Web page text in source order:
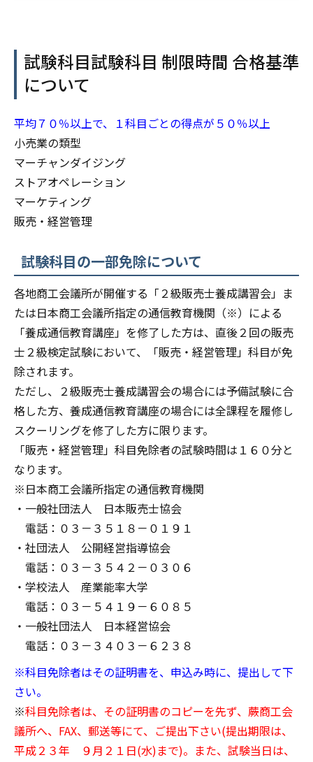
試験科目試験科目 制限時間 合格基準
について
平均７０％以上で、１科目ごとの得点が５０％以上
小売業の類型
マーチャンダイジング
ストアオペレーション
マーケティング
販売・経営管理
試験科目の一部免除について
各地商工会議所が開催する「２級販売士養成講習会」ま
たは日本商工会議所指定の通信教育機関（※）による
「養成通信教育講座」を修了した方は、直後２回の販売
士２級検定試験において、「販売・経営管理」科目が免
除されます。
ただし、２級販売士養成講習会の場合には予備試験に合
格した方、養成通信教育講座の場合には全課程を履修し
スクーリングを修了した方に限ります。
「販売・経営管理」科目免除者の試験時間は１６０分と
なります。
※日本商工会議所指定の通信教育機関
・一般社団法人 日本販売士協会
電話：０３－３５１８－０１９１
・社団法人 公開経営指導協会
電話：０３－３５４２－０３０６
・学校法人 産業能率大学
電話：０３－５４１９－６０８５
・一般社団法人 日本経営協会
電話：０３－３４０３－６２３８
※科目免除者はその証明書を、申込み時に、提出して下
さい。
※科目免除者は、その証明書のコピーを先ず、蕨商工会
議所へ、FAX、郵送等にて、ご提出下さい(提出期限は、
平成２３年 ９月２１日(水)まで)。また、試験当日は、